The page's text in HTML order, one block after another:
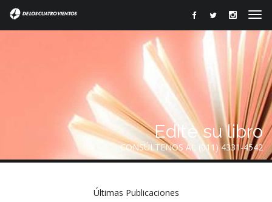
Edite su libro
CONSÚLTENOS AL (011) 4331-4542
Últimas Publicaciones